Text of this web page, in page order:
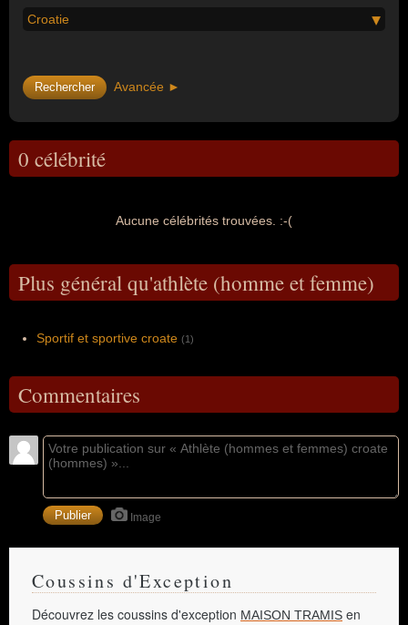
Croatie
Avancée ►
0 célébrité
Aucune célébrités trouvées. :-(
Plus général qu'athlète (homme et femme)
Sportif et sportive croate (1)
Commentaires
Image
Coussins d'Exception
Découvrez les coussins d'exception MAISON TRAMIS en